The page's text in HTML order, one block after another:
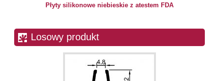
Płyty silikonowe niebieskie z atestem FDA
Losowy produkt